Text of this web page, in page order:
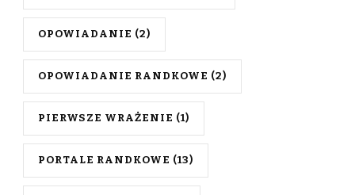
OPOWIADANIE (2)
OPOWIADANIE RANDKOWE (2)
PIERWSZE WRAŻENIE (1)
PORTALE RANDKOWE (13)